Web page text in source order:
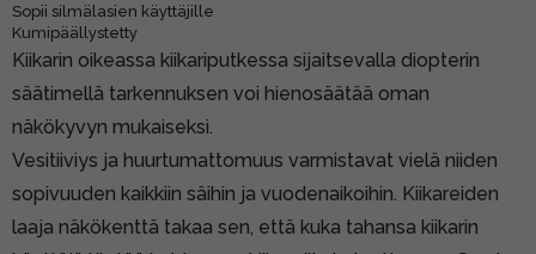
Sopii silmälasien käyttäjille
Kumipäällystetty
Kiikarin oikeassa kiikariputkessa sijaitsevalla diopterin
säätimellä tarkennuksen voi hienosäätää oman
näkökyvyn mukaiseksi.
Vesitiiviys ja huurtumattomuus varmistavat vielä niiden
sopivuuden kaikkiin säihin ja vuodenaikoihin. Kiikareiden
laaja näkökenttä takaa sen, että kuka tahansa kiikarin